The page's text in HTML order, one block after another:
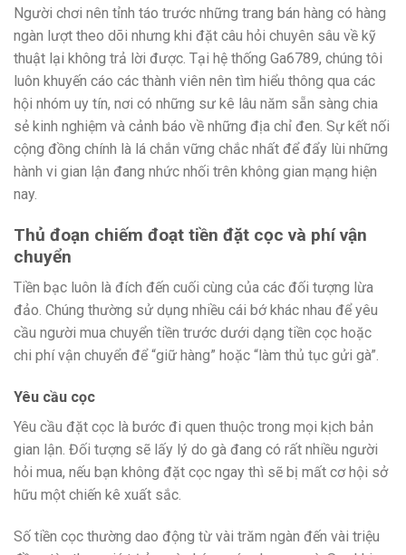
Người chơi nên tỉnh táo trước những trang bán hàng có hàng
ngàn lượt theo dõi nhưng khi đặt câu hỏi chuyên sâu về kỹ
thuật lại không trả lời được. Tại hệ thống Ga6789, chúng tôi
luôn khuyến cáo các thành viên nên tìm hiểu thông qua các
hội nhóm uy tín, nơi có những sư kê lâu năm sẵn sàng chia
sẻ kinh nghiệm và cảnh báo về những địa chỉ đen. Sự kết nối
cộng đồng chính là lá chắn vững chắc nhất để đẩy lùi những
hành vi gian lận đang nhức nhối trên không gian mạng hiện
nay.
Thủ đoạn chiếm đoạt tiền đặt cọc và phí vận
chuyển
Tiền bạc luôn là đích đến cuối cùng của các đối tượng lừa
đảo. Chúng thường sử dụng nhiều cái bớ khác nhau để yêu
cầu người mua chuyển tiền trước dưới dạng tiền cọc hoặc
chi phí vận chuyển để “giữ hàng” hoặc “làm thủ tục gửi gà”.
Yêu cầu cọc
Yêu cầu đặt cọc là bước đi quen thuộc trong mọi kịch bản
gian lận. Đối tượng sẽ lấy lý do gà đang có rất nhiều người
hỏi mua, nếu bạn không đặt cọc ngay thì sẽ bị mất cơ hội sở
hữu một chiến kê xuất sắc.
Số tiền cọc thường dao động từ vài trăm ngàn đến vài triệu